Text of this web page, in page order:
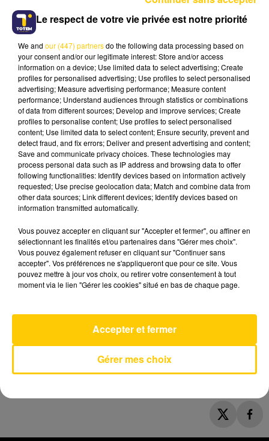
15 mai 2026 - 6 min 26 sec
L'INFO DU PUY-DE-DÔME DU 15/05/26
À 12H00
Ecoutez sur Totem l'information dans le Cantal,
le pays de Brioude et Issoire avec les reportages
de nos journalistes sur le terrain.
Silent Treatment
FREYA SKYE
Le respect de votre vie privée est notre priorité
We and our (447) partnersdo the following data processing based on
your consent and/or our legitimate interest: Store and/or access
information on a device; Use limited data to select advertising; Create
profiles for personalised advertising; Use profiles to select personalised
advertising; Measure advertising performance; Measure content
performance; Understand audiences through statistics or combinations
of data from different sources; Develop and improve services; Create
profiles to personalise content; Use profiles to select personalised
content; Use limited data to select content; Ensure security, prevent and
detect fraud, and fix errors; Deliver and present advertising and content;
Save and communicate privacy choices. These technologies may
process personal data such as IP address and browsing data to offer
following functionalities: Identify devices based on information actively
requested; Use precise geolocation data; Match and combine data from
other data sources; Link different devices; Identify devices based on
information transmitted automatically.
Vous pouvez accepter en cliquant sur "Accepter et fermer", ou affiner en
sélectionnant les finalités et/ou partenaires dans "Gérer mes choix".
Vous pouvez également refuser en cliquant sur "Continuer sans
accepter". Vos préférences ne s'appliqueront que pour ce site. Vous
pouvez mettre à jour vos choix, ou retirer votre consentement à tout
moment via le lien "Gérer les cookies" situé en bas de chaque page.
Gérer mes choix
Accepter et fermer